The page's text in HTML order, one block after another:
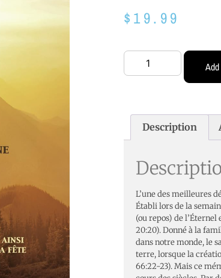
$ 19.99
Description
L’une des meilleures
Établi lors de la
(ou repos) de
20:20). Donné à la
dans notre monde, le
terre, lorsque la
66:22-23). Mais ce